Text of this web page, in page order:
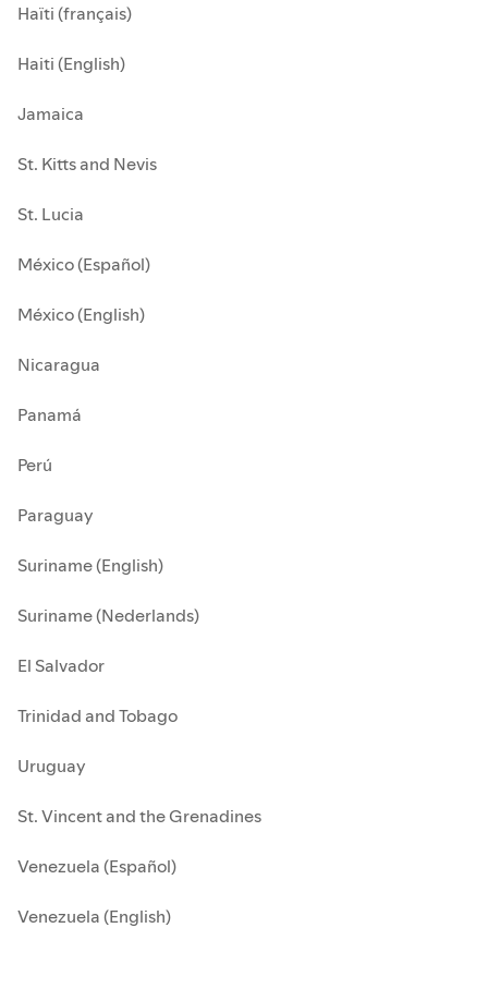
Haïti (français)
Haiti (English)
Jamaica
St. Kitts and Nevis
St. Lucia
México (Español)
México (English)
Nicaragua
Panamá
Perú
Paraguay
Suriname (English)
Suriname (Nederlands)
El Salvador
Trinidad and Tobago
Uruguay
St. Vincent and the Grenadines
Venezuela (Español)
Venezuela (English)